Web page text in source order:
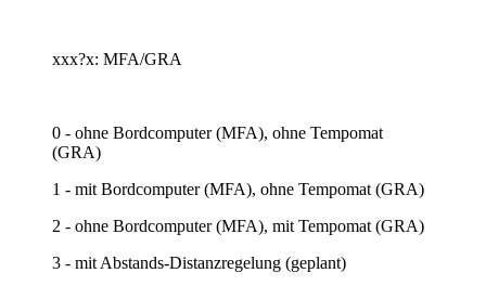
xxx?x: MFA/GRA
0 - ohne Bordcomputer (MFA), ohne Tempomat
(GRA)
1 - mit Bordcomputer (MFA), ohne Tempomat (GRA)
2 - ohne Bordcomputer (MFA), mit Tempomat (GRA)
3 - mit Abstands-Distanzregelung (geplant)